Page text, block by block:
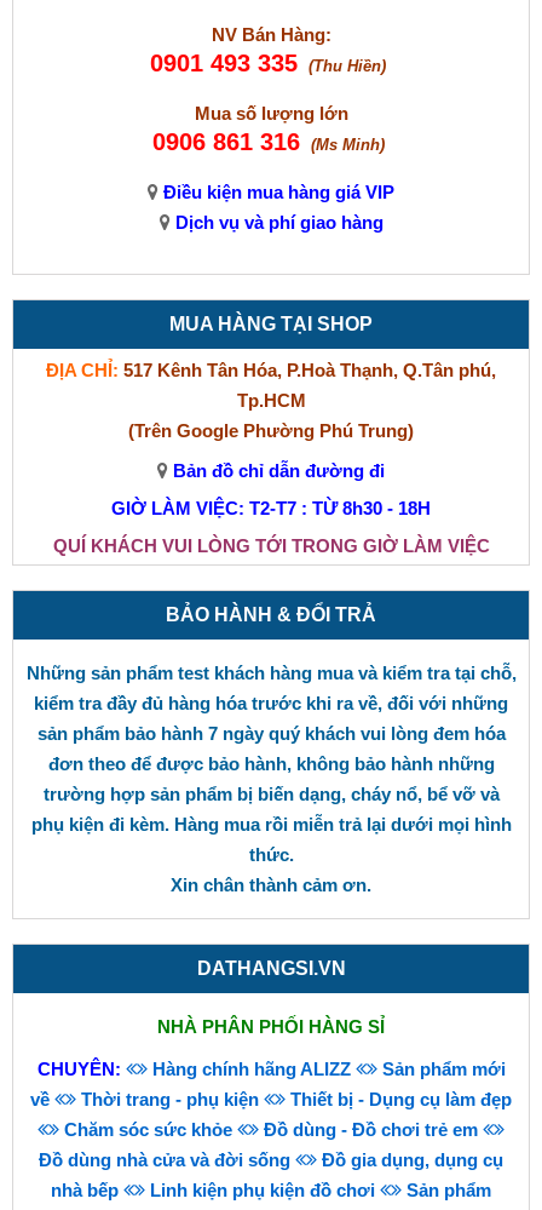
NV Bán Hàng:
0901 493 335 (Thu Hiền)
Mua số lượng lớn
0906 861 316 (Ms Minh)
Điều kiện mua hàng giá VIP
Dịch vụ và phí giao hàng
MUA HÀNG TẠI SHOP
ĐỊA CHỈ: 517 Kênh Tân Hóa, P.Hoà Thạnh, Q.Tân phú,
Tp.HCM
(Trên Google Phường Phú Trung)
Bản đồ chỉ dẫn đường đi
GIỜ LÀM VIỆC: T2-T7 : TỪ 8h30 - 18H
QUÍ KHÁCH VUI LÒNG TỚI TRONG GIỜ LÀM VIỆC
BẢO HÀNH & ĐỔI TRẢ
Những sản phẩm test khách hàng mua và kiểm tra tại chỗ,
kiểm tra đầy đủ hàng hóa trước khi ra về, đối với những
sản phẩm bảo hành 7 ngày quý khách vui lòng đem hóa
đơn theo để được bảo hành, không bảo hành những
trường hợp sản phẩm bị biến dạng, cháy nổ, bể vỡ và
phụ kiện đi kèm. Hàng mua rồi miễn trả lại dưới mọi hình
thức.
Xin chân thành cảm ơn.
DATHANGSI.VN
NHÀ PHÂN PHỐI HÀNG SỈ
CHUYÊN: Hàng chính hãng ALIZZ
Sản phẩm mới
về
Thời trang - phụ kiện
Thiết bị - Dụng cụ làm đẹp
Chăm sóc sức khỏe
Đồ dùng - Đồ chơi trẻ em
Đồ dùng nhà cửa và đời sống
Đồ gia dụng, dụng cụ
nhà bếp
Linh kiện phụ kiện đồ chơi Sản phẩm